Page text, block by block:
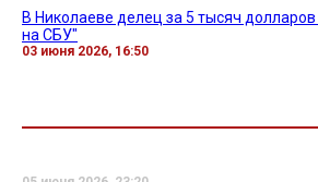
В Николаеве делец за 5 тысяч
на СБУ"
03 июня 2026, 16:50